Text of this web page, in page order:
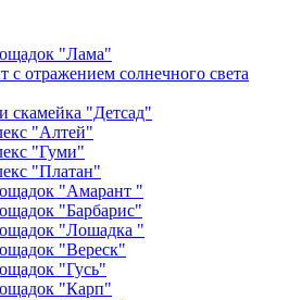
"Лама"
с отражением солнечного света
скамейка "Детсад"
"Алтей"
"Гуми"
"Платан"
"Амарант "
"Барбарис"
"Лошадка "
"Вереск"
"Гусь"
"Карп"